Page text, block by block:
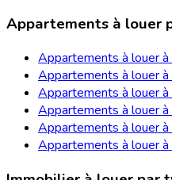
Appartements à louer
Appartements à louer
Appartements à louer
Appartements à louer
Appartements à louer
Appartements à louer
Appartements à louer